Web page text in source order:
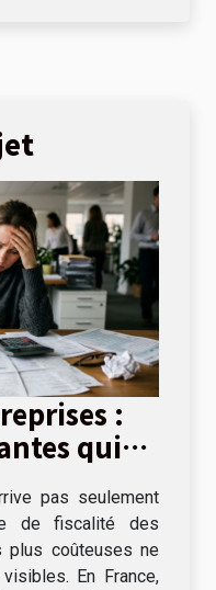
:
qui
pas seulement
de fiscalité des
plus coûteuses ne
En France,